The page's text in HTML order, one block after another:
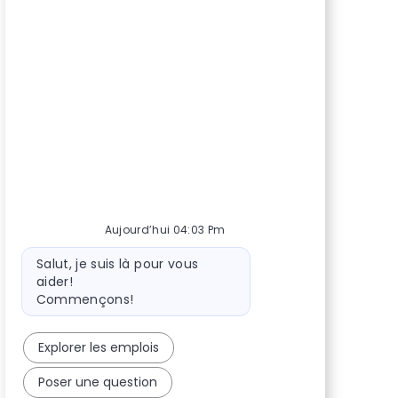
Aujourd’hui 04:03 Pm
Message du bot
Salut, je suis là pour vous
aider!
Commençons!
Explorer les emplois
Poser une question